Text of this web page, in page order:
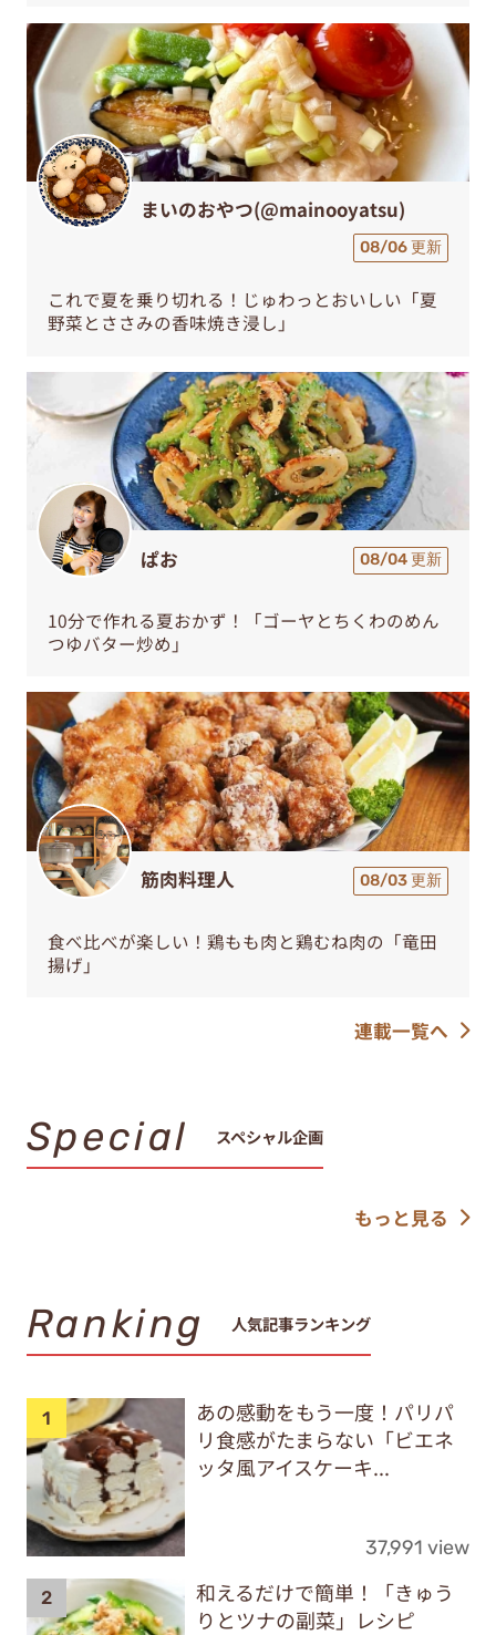
まいのおやつ(@mainooyatsu)
08/06 更新
これで夏を乗り切れる！じゅわっとおいしい「夏
野菜とささみの香味焼き浸し」
ぱお 08/04 更新
10分で作れる夏おかず！「ゴーヤとちくわのめん
つゆバター炒め」
筋肉料理人 08/03 更新
食べ比べが楽しい！鶏もも肉と鶏むね肉の「竜田
揚げ」
連載一覧へ
Special スペシャル企画
もっと見る
Ranking 人気記事ランキング
あの感動をもう一度！パリパ
リ食感がたまらない「ビエネ
ッタ風アイスケーキ...
37,991 view
和えるだけで簡単！「きゅう
りとツナの副菜」レシピ